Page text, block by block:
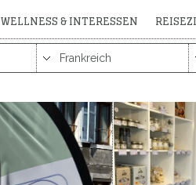
WELLNESS & INTERESSEN